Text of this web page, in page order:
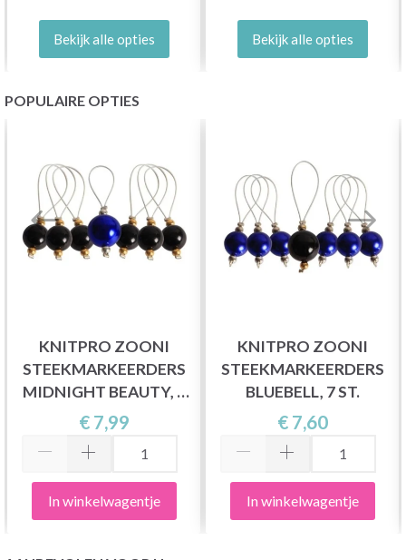
Bekijk alle opties Bekijk alle opties
POPULAIRE OPTIES
KNITPRO ZOONI
STEEKMARKEERDERS
MIDNIGHT BEAUTY, 7
ST.
€ 7,99
In winkelwagentje
KNITPRO ZOONI
STEEKMARKEERDERS
BLUEBELL, 7 ST.
€ 7,60
In winkelwagentje